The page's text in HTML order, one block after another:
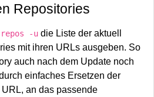
Repositories
repos -u die Liste der aktuell
mit ihren URLs ausgeben. So
auch nach dem Update noch
einfaches Ersetzen der
an das passende